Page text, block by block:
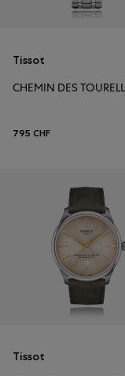
Tissot
795 CHF
Tissot